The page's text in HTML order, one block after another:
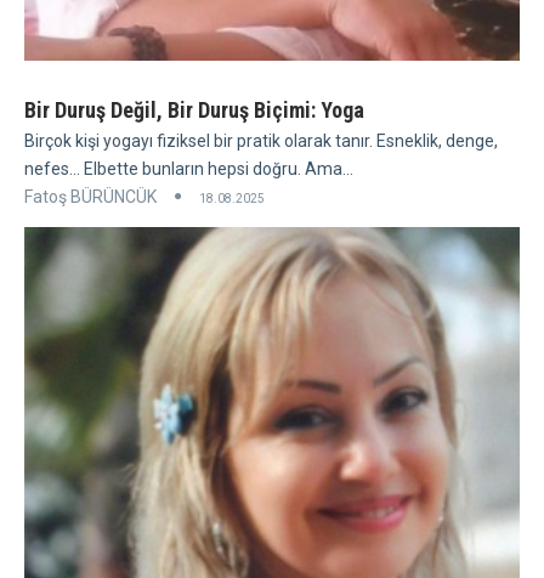
Bir Duruş Değil, Bir Duruş Biçimi: Yoga
Birçok kişi yogayı fiziksel bir pratik olarak tanır. Esneklik, denge,
nefes... Elbette bunların hepsi doğru. Ama...
Fatoş BÜRÜNCÜK
18.08.2025